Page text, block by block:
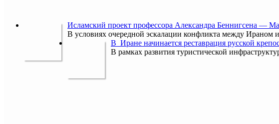
Исламский проект профессора Александра Беннигсена —
В условиях очередной эскалации конфликта между Ираном и
В Иране начинается реставрация русской
В рамках развития туристической